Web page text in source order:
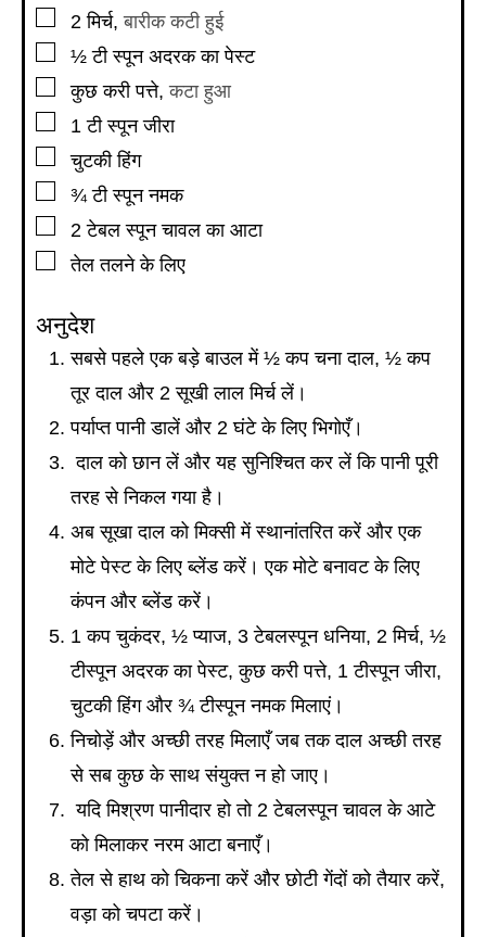
▢
2 मिर्च,बारीक कटी हुई
▢
½ टी स्पून अदरक का पेस्ट
▢
कुछ करी पत्ते,कटा हुआ
▢
1 टी स्पून जीरा
▢
चुटकी हिंग
▢
¾ टी स्पून नमक
▢
2 टेबल स्पून चावल का आटा
▢
तेल तलने के लिए
अनुदेश
सबसे पहले एक बड़े बाउल में ½ कप चना दाल, ½ कप
तूर दाल और 2 सूखी लाल मिर्च लें।
पर्याप्त पानी डालें और 2 घंटे के लिए भिगोएँ।
दाल को छान लें और यह सुनिश्चित कर लें कि पानी पूरी
तरह से निकल गया है।
अब सूखा दाल को मिक्सी में स्थानांतरित करें और एक
मोटे पेस्ट के लिए ब्लेंड करें। एक मोटे बनावट के लिए
कंपन और ब्लेंड करें।
1 कप चुकंदर, ½ प्याज, 3 टेबलस्पून धनिया, 2 मिर्च, ½
टीस्पून अदरक का पेस्ट, कुछ करी पत्ते, 1 टीस्पून जीरा,
चुटकी हिंग और ¾ टीस्पून नमक मिलाएं।
निचोड़ें और अच्छी तरह मिलाएँ जब तक दाल अच्छी तरह
से सब कुछ के साथ संयुक्त न हो जाए।
यदि मिश्रण पानीदार हो तो 2 टेबलस्पून चावल के आटे
को मिलाकर नरम आटा बनाएँ।
तेल से हाथ को चिकना करें और छोटी गेंदों को तैयार करें,
वड़ा को चपटा करें।